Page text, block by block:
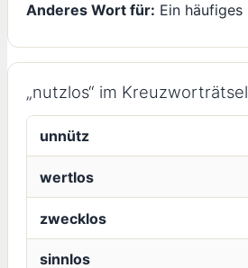
Anderes Wort für: Ein
„nutzlos“ im
unnütz
wertlos
zwecklos
sinnlos